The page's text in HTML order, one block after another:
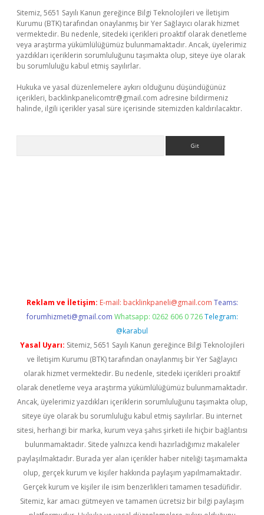
Sitemiz, 5651 Sayılı Kanun gereğince Bilgi Teknolojileri ve İletişim
Kurumu (BTK) tarafından onaylanmış bir Yer Sağlayıcı olarak hizmet
vermektedir. Bu nedenle, sitedeki içerikleri proaktif olarak denetleme
veya araştırma yükümlülüğümüz bulunmamaktadır. Ancak, üyelerimiz
yazdıkları içeriklerin sorumluluğunu taşımakta olup, siteye üye olarak
bu sorumluluğu kabul etmiş sayılırlar.
Hukuka ve yasal düzenlemelere aykırı olduğunu düşündüğünüz
içerikleri, backlinkpanelicomtr@gmail.com adresine bildirmeniz
halinde, ilgili içerikler yasal süre içerisinde sitemizden kaldırılacaktır.
Reklam ve İletişim: E-mail: backlinkpaneli@gmail.com Teams:
forumhizmeti@gmail.com Whatsapp: 0262 606 0 726 Telegram:
@karabul
Yasal Uyarı: Sitemiz, 5651 Sayılı Kanun gereğince Bilgi Teknolojileri
ve İletişim Kurumu (BTK) tarafından onaylanmış bir Yer Sağlayıcı
olarak hizmet vermektedir. Bu nedenle, sitedeki içerikleri proaktif
olarak denetleme veya araştırma yükümlülüğümüz bulunmamaktadır.
Ancak, üyelerimiz yazdıkları içeriklerin sorumluluğunu taşımakta olup,
siteye üye olarak bu sorumluluğu kabul etmiş sayılırlar. Bu internet
sitesi, herhangi bir marka, kurum veya şahıs şirketi ile hiçbir bağlantısı
bulunmamaktadır. Sitede yalnızca kendi hazırladığımız makaleler
paylaşılmaktadır. Burada yer alan içerikler haber niteliği taşımamakta
olup, gerçek kurum ve kişiler hakkında paylaşım yapılmamaktadır.
Gerçek kurum ve kişiler ile isim benzerlikleri tamamen tesadüfidir.
Sitemiz, kar amacı gütmeyen ve tamamen ücretsiz bir bilgi paylaşım